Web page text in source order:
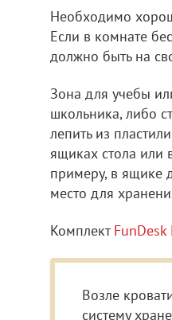
Необходимо
Если в комнате
должно быть на
Зона для учебы
школьника, либо
лепить из
ящиках стола или
примеру, в ящике
место для
Комплект
Возле
систему